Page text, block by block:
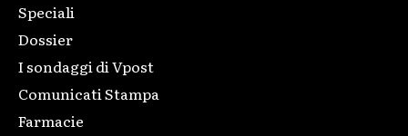
Speciali
Dossier
I sondaggi di Vpost
Comunicati Stampa
Farmacie